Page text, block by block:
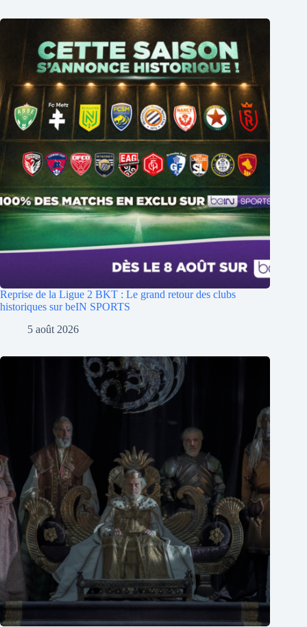
Reprise de la Ligue 2 BKT : Le grand retour des clubs
historiques sur beIN SPORTS
5 août 2026